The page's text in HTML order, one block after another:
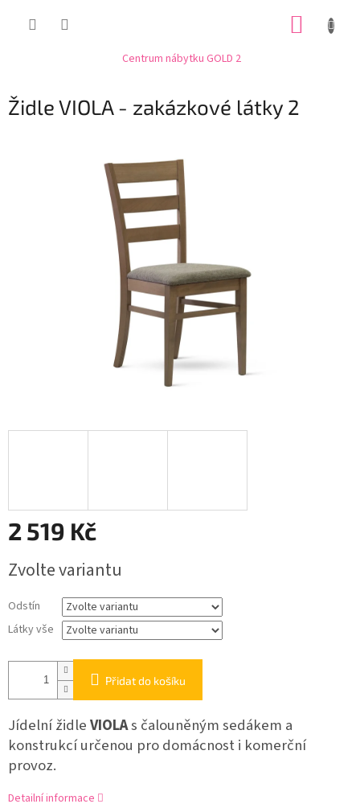
Centrum nábytku GOLD 2
Židle VIOLA - zakázkové látky 2
2 519 Kč
cena:
Zvolte variantu
Odstín
Látky vše
Přidat do košíku
Jídelní židleVIOLAs čalouněným sedákem a
konstrukcí určenou pro domácnost i komerční
provoz.
Detailní informace